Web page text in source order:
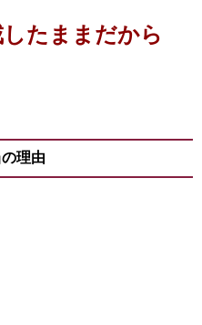
たままだから
理由